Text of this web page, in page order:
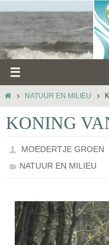
naar
inhoud
HOMENATUUR EN MILIEU
KONING
MOEDERTJE GROEN
NATUUR EN MILIEU